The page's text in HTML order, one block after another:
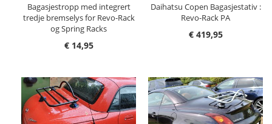
Bagasjestropp med integrert
tredje bremselys for Revo-Rack
og Spring Racks
€ 14,95
Daihatsu Copen Bagasjestativ :
Revo-Rack PA
€ 419,95